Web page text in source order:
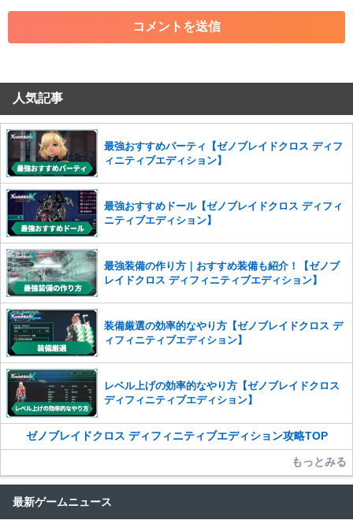
・各ゲームのネタバレを含む内容の投稿
・その他、管理者が不適切と判断した投稿
コメントの削除を申請する
せていただきます。ご了承ください。
※一度削除したコメントは復元ができませんのでご注意くだ
さい。
また、過度な利用規約の違反や、弊社に損害の及ぶ内容の書き込みがあ
った場合は、法的措置をとらせていただく場合もございますので、あら
かじめご理解くださいませ。
人気記事
最強おすすめパーティ【ゼノブレイドクロス ディフ
ィニティブエディション】
最強おすすめドール【ゼノブレイドクロス ディフィ
ニティブエディション】
最強装備の作り方｜おすすめ装備も紹介！【ゼノブ
レイドクロス ディフィニティブエディション】
装備厳選の効率的なやり方【ゼノブレイドクロス デ
ィフィニティブエディション】
レベル上げの効率的なやり方【ゼノブレイドクロス
ディフィニティブエディション】
ゼノブレイドクロス ディフィニティブエディション攻略TOP
もっとみる
最新ゲームニュース